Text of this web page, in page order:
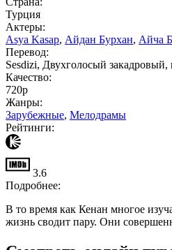
Турция
Актеры:
Asya Kasap, Айдан Бурхан, Айча
Перевод:
Sesdizi, Двухголосый
Качество:
720p
Жанры:
Зарубежные, Мелодрамы
Рейтинги:
3.6
Подробнее:
В то время как Кенан многое
жизнь сводит пару. Они